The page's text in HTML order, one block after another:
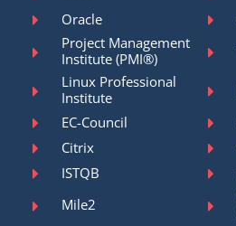
Oracle
Project Management
Institute (PMI®)
Linux Professional
Institute
EC-Council
Citrix
ISTQB
Mile2